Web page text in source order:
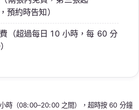
預約時告知）
（超過每日 10 小時，每 60 分
時（08:00–20:00 之間），超時按 60 分鐘